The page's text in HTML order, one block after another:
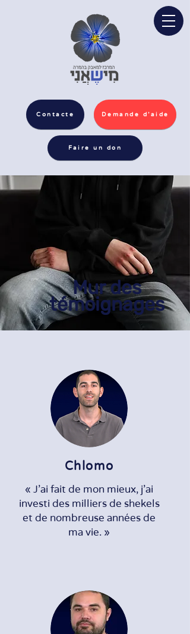
Demande d'aide
Contacte
Faire un don
Mur des
témoignages
Chlomo
« J'ai fait de mon mieux, j'ai
investi des milliers de shekels
et de nombreuse années de
ma vie. »